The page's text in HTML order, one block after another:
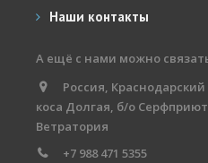
Наши контакты
А ещё с нами можно
Россия,
коса Долгая, б/о
Ветратория
+7 988 471 5355